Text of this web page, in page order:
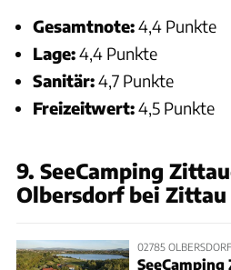
Gesamtnote:4,4 Punkte
Lage:4,4 Punkte
Sanitär:4,7 Punkte
Freizeitwert:4,5 Punkte
9. SeeCamping
Olbersdorf bei Zittau
02785